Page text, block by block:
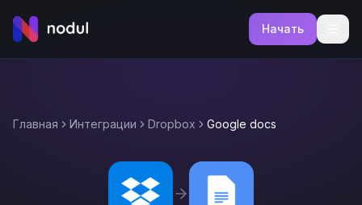
Начать
Главная Интеграции Dropbox Google docs